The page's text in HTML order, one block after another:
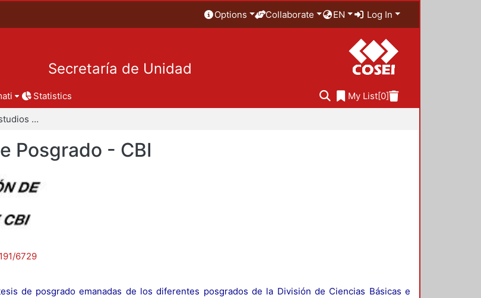
Options Collaborate EN Log In
Secretaría de Unidad
Statistics My List[0]
Coordinación de Estudios de Posgrado - CBI
Posgrado - CBI
6729
de posgrado emanadas de los diferentes posgrados de la División de Ciencias Básicas e